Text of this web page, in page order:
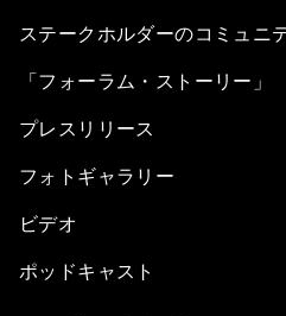
ステークホルダーのコミュニ
「フォーラム・ストーリー」
プレスリリース
フォトギャラリー
ビデオ
ポッドキャスト